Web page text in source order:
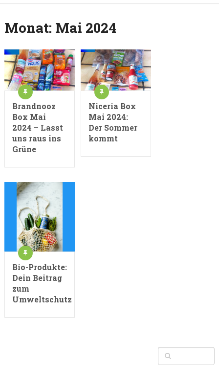
Monat: Mai 2024
Brandnooz
Box Mai
2024 – Lasst
uns raus ins
Grüne
Niceria Box
Mai 2024:
Der Sommer
kommt
Bio-Produkte:
Dein Beitrag
zum
Umweltschutz